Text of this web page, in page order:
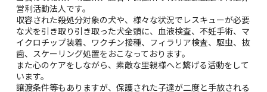
営利活動法人です。
収容された殺処分対象の犬や、様々な状況でレスキューが必要
な犬を引き取り引き取った犬全頭に、血液検査、不妊手術、マ
イクロチップ装着、ワクチン接種、フィラリア検査、駆虫、抜
歯、スケーリング処置をおこなっております。
また心のケアをしながら、素敵な里親様へと繋げる活動をして
います。
譲渡条件等もありますが、保護された子達が二度と手放される